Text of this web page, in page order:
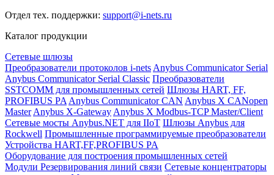
Отдел тех. поддержки: support@i-nets.ru
Каталог продукции
Сетевые шлюзы
Преобразователи протоколов i-nets Anybus Communicator Serial
Anybus Communicator Serial Classic Преобразователи
SSTCOMM для промышленных сетей Шлюзы HART, FF,
PROFIBUS PA Anybus Communicator CAN Anybus X CANopen
Master Anybus X-Gateway Anybus X Modbus-TCP Master/Client
Сетевые мосты Anybus.NET для IIoT Шлюзы Anybus для
Rockwell Промышленные программируемые преобразователи
Устройства HART,FF,PROFIBUS PA
Оборудование для построения промышленных сетей
Модули Резервирования линий связи Сетевые концентраторы